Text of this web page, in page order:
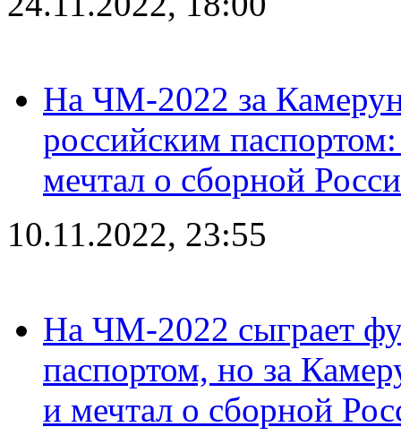
На ЧМ-2022 за
российским
мечтал о сборной
10.11.2022, 23:55
На ЧМ-2022 сыграет
паспортом, но за
и мечтал о сборной